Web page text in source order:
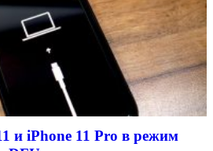
и iPhone 11 Pro в режим